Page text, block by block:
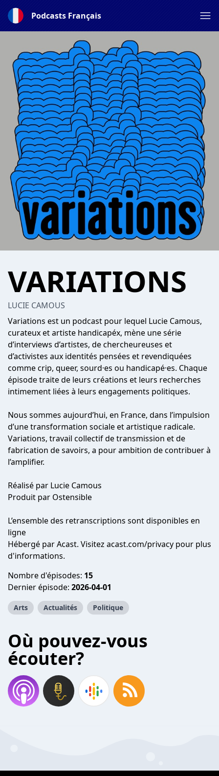
Podcasts Français
VARIATIONS
LUCIE CAMOUS
Variations est un podcast pour lequel Lucie Camous,
curateux et artiste handicapéx, mène une série
d’interviews d’artistes, de chercheureuses et
d’activistes aux identités pensées et revendiquées
comme crip, queer, sourd·es ou handicapé·es. Chaque
épisode traite de leurs créations et leurs recherches
intimement liées à leurs engagements politiques.
Nous sommes aujourd’hui, en France, dans l’impulsion
d’une transformation sociale et artistique radicale.
Variations, travail collectif de transmission et de
fabrication de savoirs, a pour ambition de contribuer à
l’amplifier.
Réalisé par Lucie Camous
Produit par Ostensible
L’ensemble des retranscriptions sont disponibles en
ligne
Hébergé par Acast. Visitez acast.com/privacy pour plus
d'informations.
Nombre d'épisodes: 15
Dernier épisode: 2026-04-01
Arts Actualités Politique
Où pouvez-vous
écouter?